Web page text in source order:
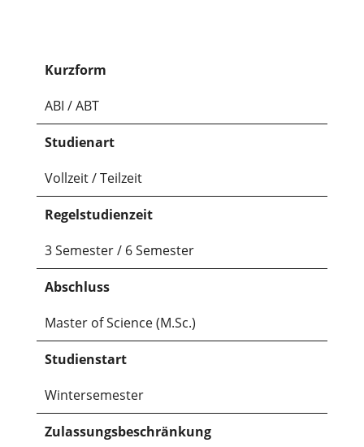
Kurzform
ABI / ABT
Studienart
Vollzeit / Teilzeit
Regelstudienzeit
3 Semester / 6 Semester
Abschluss
Master of Science (M.Sc.)
Studienstart
Wintersemester
Zulassungsbeschränkung